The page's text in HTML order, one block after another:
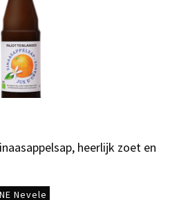
heerlijk zoet en
Nevele